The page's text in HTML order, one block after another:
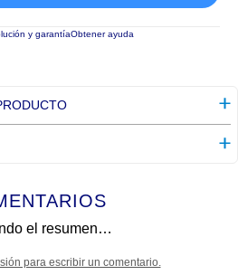
y garantíaObtener ayuda
el resumen…
para escribir un comentario.